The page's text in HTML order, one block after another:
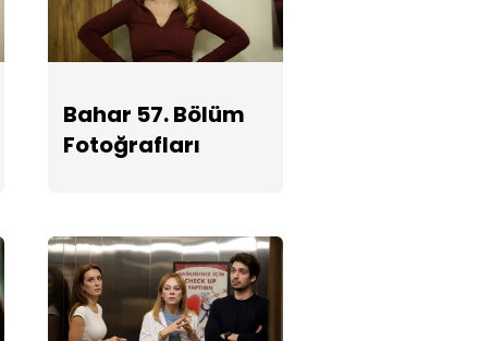
Bölüm
Fotoğrafları
Bahar 57. Bölüm
Fotoğrafları